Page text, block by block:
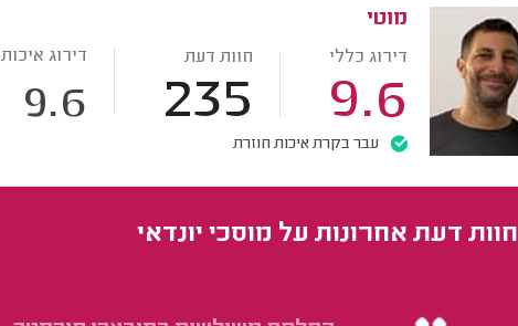
מוטי
דירוג כללי
9.6
חוות דעת
235
דירוג איכות
9.6
עבר בקרת איכות חוזרת
חוות דעת אחרונות על מוסכי יונדאי